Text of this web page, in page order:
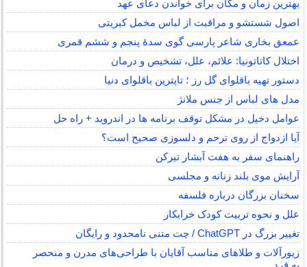
بهترین زمان و مکان برای خواندن دعای عهد
اصول شستشو و مراقبت از لباس مخمل کبریتی
عمعق بخاری شاعر پارسی گوی سدهٔ پنجم و ششم قمری
اختلال کاتاتونیا: علائم، علل، تشخیص و درمان
دستور تهیه باقلوای گل رز ؛ تاپترین باقلوای دنیا
مدل های لباس از جنس ملانژ
عوامل دخیل در مشکل توقف برنامه ها در اندروید + راه حل
آیا ازدواج از روی ترحم و دلسوزی صحیح است؟
راهنمای سفر به هفت آبشار تیرکن
آرایش موی بلند زنانه و مجلسی
سخنان بزرگان درباره فلسفه
علل و نحوه تربیت کودک خرابکار
تغییر بزرگ در ChatGPT / چت متنی نامحدود و رایگان
زیورآلات و طلاهای مناسب آقایان با طراحی‌های مدرن و منحصر
به فرد